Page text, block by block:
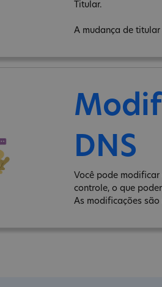
Titular.
A mudança de titular
DNS
Você pode
controle, o que
As modificações